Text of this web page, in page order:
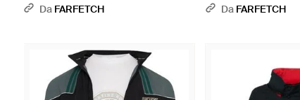
Da FARFETCH
Da FARFETCH